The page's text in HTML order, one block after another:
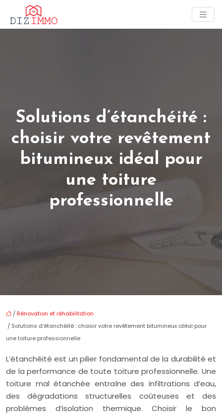
Solutions d’étanchéité :
choisir votre revêtement
bitumineux idéal pour
une toiture
professionnelle
/ Rénovation et réhabilitation
/ Solutions d’étanchéité : choisir votre revêtement bitumineux idéal pour
une toiture professionnelle
L’étanchéité est un pilier fondamental de la durabilité et
de la performance de toute toiture professionnelle. Une
toiture mal étanchée entraîne des infiltrations d’eau,
des dégradations structurelles coûteuses et des
problèmes d’isolation thermique. Choisir le bon